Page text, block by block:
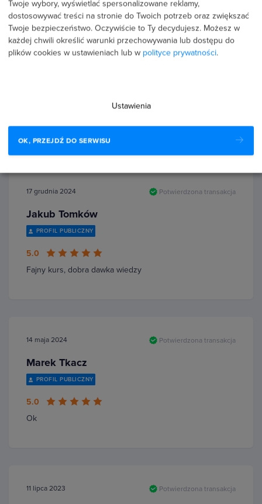
17 listopada 2025 Potwierdzona transakcja
Łukasz Chrzanowski
Przydatna wiedza, bardzo dobrze przekazana. Przykłady
17 grudnia 2024 Potwierdzona transakcja
Jakub Tomków
PROFIL PUBLICZNY
5.0
Fajny kurs, dobra dawka wiedzy
14 maja 2024 Potwierdzona transakcja
Marek Tkacz
PROFIL PUBLICZNY
5.0
Ok
11 lipca 2023 Potwierdzona transakcja
Twoje wybory, wyświetlać spersonalizowane reklamy,
dostosowywać treści na stronie do Twoich potrzeb oraz zwiększać
Twoje bezpieczeństwo. Oczywiście to Ty decydujesz. Możesz w
każdej chwili określić warunki przechowywania lub dostępu do
plików cookies w ustawieniach lub w polityce prywatności.
Ustawienia
OK, PRZEJDŹ DO SERWISU